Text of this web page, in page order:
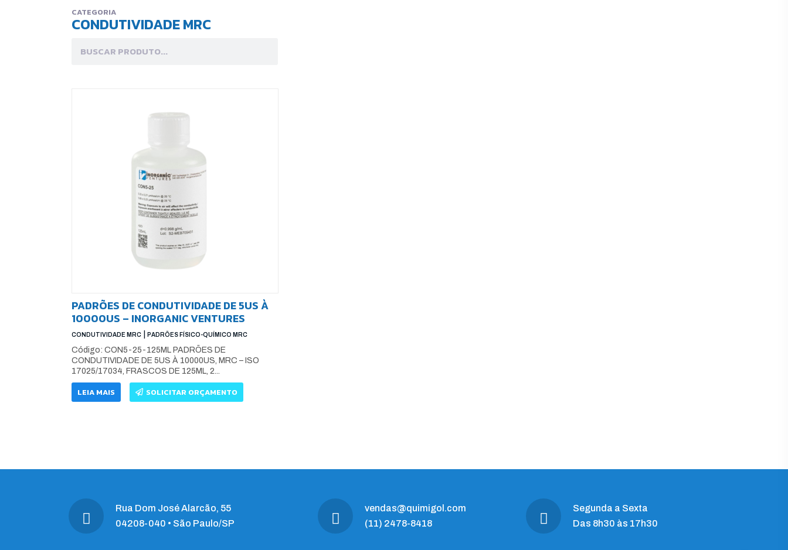
CATEGORIA
CONDUTIVIDADE MRC
PADRÕES DE CONDUTIVIDADE DE 5US À
10000US – INORGANIC VENTURES
CONDUTIVIDADE MRC PADRÕES FÍSICO-QUÍMICO MRC
Código: CON5-25-125ML PADRÕES DE
CONDUTIVIDADE DE 5US À 10000US, MRC – ISO
17025/17034, FRASCOS DE 125ML, 2...
LEIA MAIS SOLICITAR ORÇAMENTO
Rua Dom José Alarcão, 55
04208-040 • São Paulo/SP
vendas@quimigol.com
(11) 2478-8418
Segunda a Sexta
Das 8h30 às 17h30